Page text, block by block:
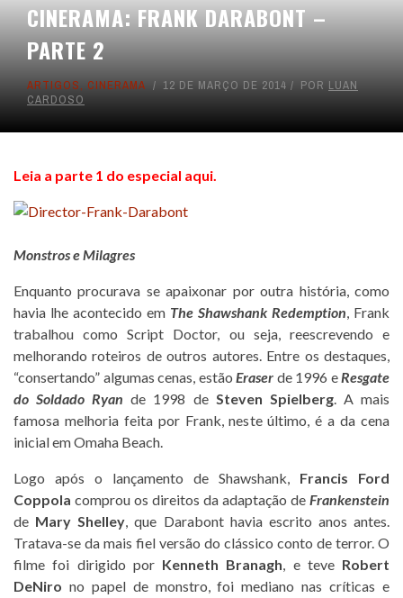
CINERAMA: FRANK DARABONT –
PARTE 2
ARTIGOS, CINERAMA 12 DE MARÇO DE 2014 POR LUAN
CARDOSO
Leia a parte 1 do especial aqui.
Monstros e Milagres
Enquanto procurava se apaixonar por outra história, como
havia lhe acontecido em The Shawshank Redemption, Frank
trabalhou como Script Doctor, ou seja, reescrevendo e
melhorando roteiros de outros autores. Entre os destaques,
“consertando” algumas cenas, estão Eraser de 1996 eResgate
do Soldado Ryan de 1998 de Steven Spielberg. A mais
famosa melhoria feita por Frank, neste último, é a da cena
inicial em Omaha Beach.
Logo após o lançamento de Shawshank, Francis Ford
Coppola comprou os direitos da adaptação de Frankenstein
de Mary Shelley, que Darabont havia escrito anos antes.
Tratava-se da mais fiel versão do clássico conto de terror. O
filme foi dirigido porKenneth Branagh, e teve Robert
DeNiro no papel de monstro, foi mediano nas críticas e